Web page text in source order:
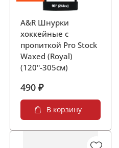
A&R Шнурки
хоккейные с
пропиткой Pro Stock
Waxed (Royal)
(120''-305см)
490 ₽
В корзину